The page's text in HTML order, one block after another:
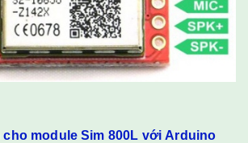
cho module Sim 800L với Arduino